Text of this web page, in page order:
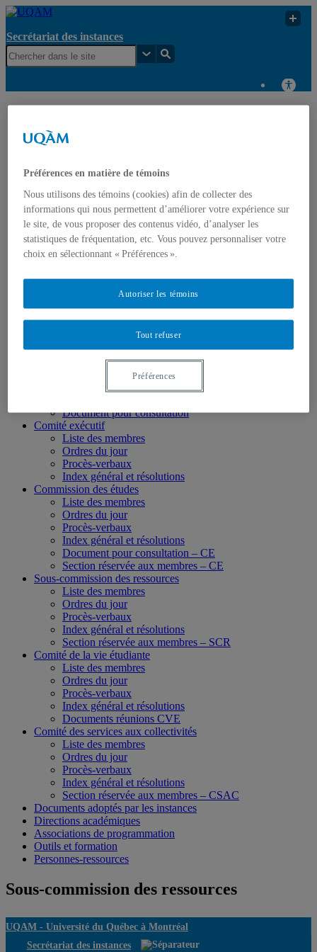
Secrétariat des instances
Accueil
Organigramme
Consultation en cours
Registre des documents normatifs (règlements, politiques,
directives et procédures)
Règlements
Calendrier des instances
Membres des instances
Conseil d’administration
Liste des membres
Ordres du jour
Index général et résolutions
Document pour consultation
Comité exécutif
Liste des membres
Ordres du jour
Procès-verbaux
Index général et résolutions
Commission des études
Liste des membres
Ordres du jour
Procès-verbaux
Index général et résolutions
Document pour consultation – CE
Section réservée aux membres – CE
Sous-commission des ressources
Liste des membres
Ordres du jour
Procès-verbaux
Index général et résolutions
Section réservée aux membres – SCR
Comité de la vie étudiante
Liste des membres
Ordres du jour
Procès-verbaux
Index général et résolutions
Documents réunions CVE
Comité des services aux collectivités
Liste des membres
Ordres du jour
Procès-verbaux
Index général et résolutions
Section réservée aux membres – CSAC
Documents adoptés par les instances
Directions académiques
Associations de programmation
Outils et formation
Personnes-ressources
Sous-commission des ressources
UQAM - Université du Québec à Montréal
Secrétariat des instances
Préférences en matière de témoins
Nous utilisons des témoins (cookies) afin de collecter des
informations qui nous permettent d’améliorer votre expérience sur
le site, de vous proposer des contenus vidéo, d’analyser les
statistiques de fréquentation, etc. Vous pouvez personnaliser votre
choix en sélectionnant « Préférences ».
Tout refuser
Autoriser les témoins
Préférences